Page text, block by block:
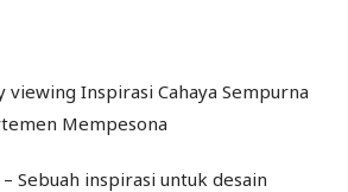
Sebuah inspirasi untuk desain